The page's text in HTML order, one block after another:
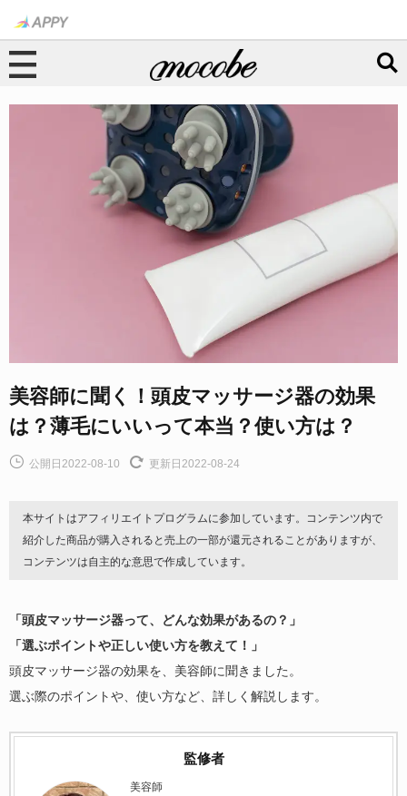
美容師に聞く！頭皮マッサージ器の効果
は？薄毛にいいって本当？使い方は？
公開日2022-08-10 更新日2022-08-24
本サイトはアフィリエイトプログラムに参加しています。コンテンツ内で
紹介した商品が購入されると売上の一部が還元されることがありますが、
コンテンツは自主的な意思で作成しています。
「頭皮マッサージ器って、どんな効果があるの？」
「選ぶポイントや正しい使い方を教えて！」
頭皮マッサージ器の効果を、美容師に聞きました。
選ぶ際のポイントや、使い方など、詳しく解説します。
監修者
美容師